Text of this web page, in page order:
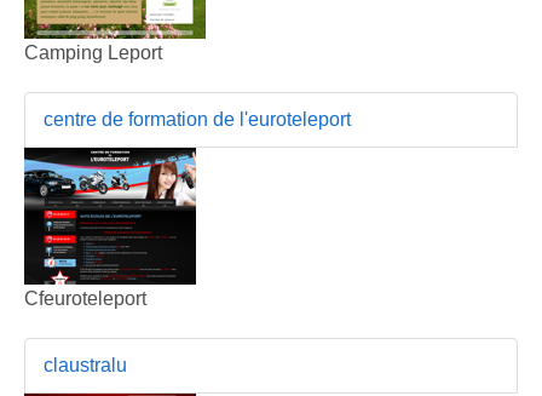
Camping Leport
centre de formation de l'euroteleport
Cfeuroteleport
claustralu